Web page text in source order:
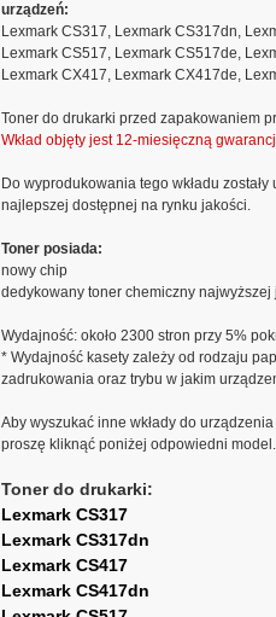
urządzeń:
Lexmark CS317, Lexmark CS317dn,
Lexmark CS517, Lexmark CS517de,
Lexmark CX417, Lexmark CX417de,
Toner do drukarki przed zapakowaniem
Wkład objęty jest 12-miesięczną
Do wyprodukowania tego wkładu
najlepszej dostępnej na rynku jakości.
Toner posiada:
nowy chip
dedykowany toner chemiczny najwyższej
Wydajność: około 2300 stron przy 5%
* Wydajność kasety zależy od rodzaju
zadrukowania oraz trybu w jakim
Aby wyszukać inne wkłady do
proszę kliknąć poniżej odpowiedni model.
Toner do drukarki:
Lexmark CS317
Lexmark CS317dn
Lexmark CS417
Lexmark CS417dn